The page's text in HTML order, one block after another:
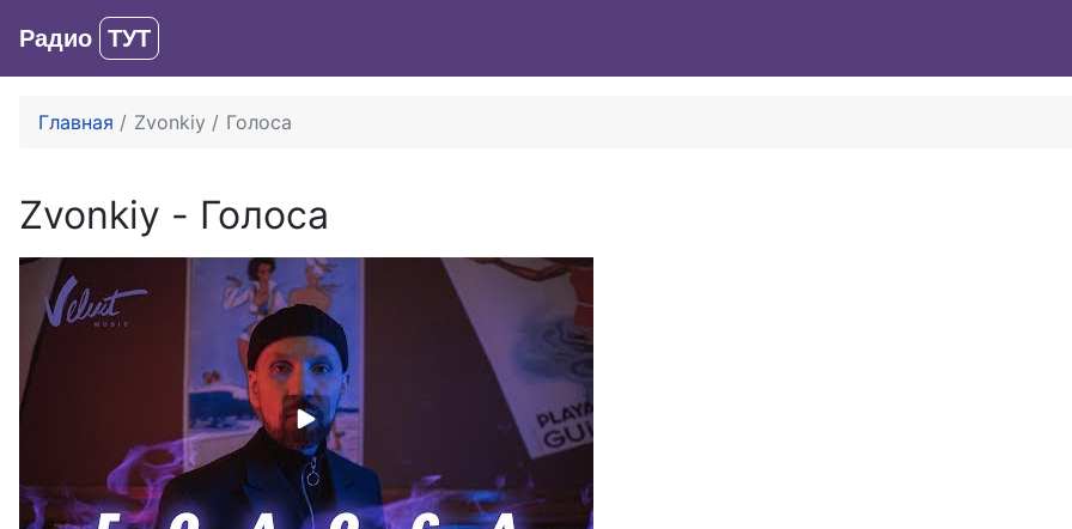
Радио ТУТ
Главная Zvonkiy Голоса
Zvonkiy - Голоса